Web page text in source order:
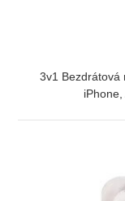
3v1 Bezdrátová